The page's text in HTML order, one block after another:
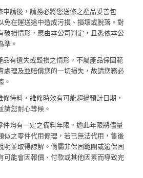
請後，請務必將您送修之產品妥善包
免在運送途中造成污損、損壞或脫落。對
破損情形，應由本公司判定，且悉依本公
準。
有遺失或毀損之情形，不屬產品保固範
處理及並賠償您的一切損失，故請您務必
。
待料，維修時效有可能超過預計日期，
請您耐心等候。
均有一定之備料年限，逾此年限將儘量
似之零件代用修理，若已無法代用，售後
明並取得諒解。倘屬非保固範圍或逾保固
可能會因報價、付款或其他因素而導致完